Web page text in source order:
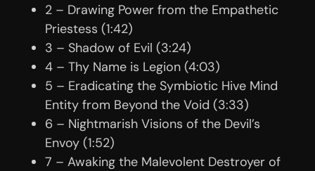
2 – Drawing Power from the Empathetic
Priestess (1:42)
3 – Shadow of Evil (3:24)
4 – Thy Name is Legion (4:03)
5 – Eradicating the Symbiotic Hive Mind
Entity from Beyond the Void (3:33)
6 – Nightmarish Visions of the Devil’s
Envoy (1:52)
7 – Awaking the Malevolent Destroyer of